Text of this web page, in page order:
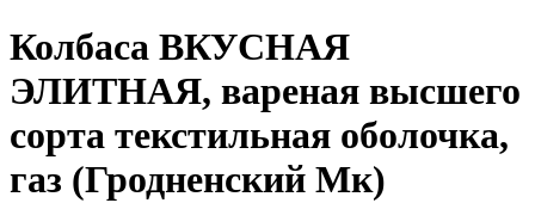
Колбаса ВКУСНАЯ
ЭЛИТНАЯ, вареная высшего
сорта текстильная оболочка,
газ (Гродненский Мк)